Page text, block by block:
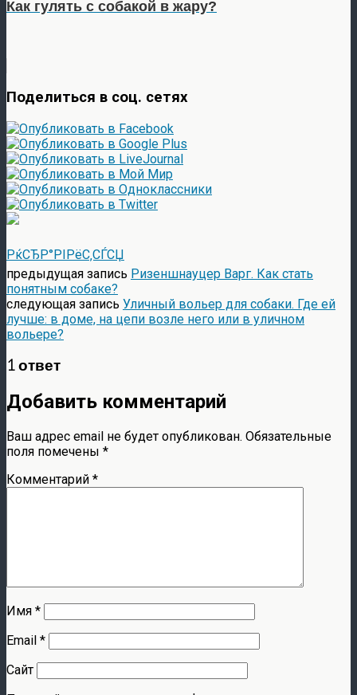
Как гулять с собакой в жару?
Поделиться в соц. сетях
РќСЂР°РІРёС‚СЃСЏ
предыдущая запись Ризеншнауцер Варг. Как стать
понятным собаке?
следующая запись Уличный вольер для собаки. Где ей
лучше: в доме, на цепи возле него или в уличном
вольере?
1 ответ
Добавить комментарий
Ваш адрес email не будет опубликован. Обязательные
поля помечены *
Комментарий *
Имя *
Email *
Сайт